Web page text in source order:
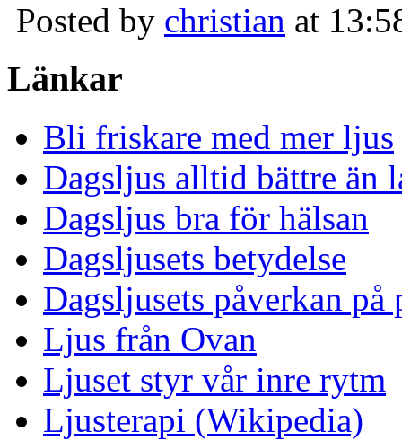
Posted by christian at
Länkar
Bli friskare med mer ljus
Dagsljus alltid bättre än
Dagsljus bra för hälsan
Dagsljusets betydelse
Dagsljusets påverkan på
Ljus från Ovan
Ljuset styr vår inre rytm
Ljusterapi (Wikipedia)